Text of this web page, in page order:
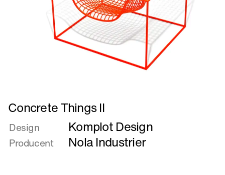
Læs
mere
om
Concrete
Things
Concrete Things II
Design Komplot Design
Producent Nola Industrier